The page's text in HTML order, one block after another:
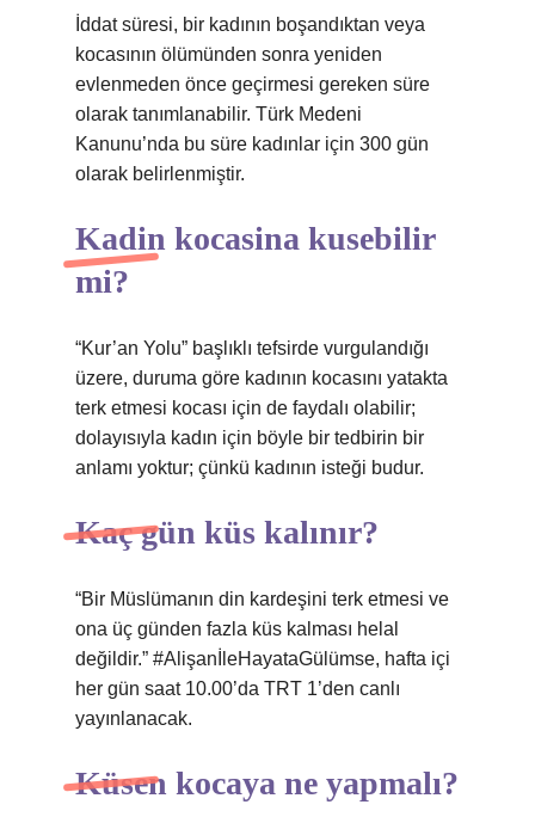
İddat süresi, bir kadının boşandıktan veya
kocasının ölümünden sonra yeniden
evlenmeden önce geçirmesi gereken süre
olarak tanımlanabilir. Türk Medeni
Kanunu’nda bu süre kadınlar için 300 gün
olarak belirlenmiştir.
Kadin kocasina kusebilir
mi?
“Kur’an Yolu” başlıklı tefsirde vurgulandığı
üzere, duruma göre kadının kocasını yatakta
terk etmesi kocası için de faydalı olabilir;
dolayısıyla kadın için böyle bir tedbirin bir
anlamı yoktur; çünkü kadının isteği budur.
Kaç gün küs kalınır?
“Bir Müslümanın din kardeşini terk etmesi ve
ona üç günden fazla küs kalması helal
değildir.” #AlişanİleHayataGülümse, hafta içi
her gün saat 10.00’da TRT 1’den canlı
yayınlanacak.
Küsen kocaya ne yapmalı?